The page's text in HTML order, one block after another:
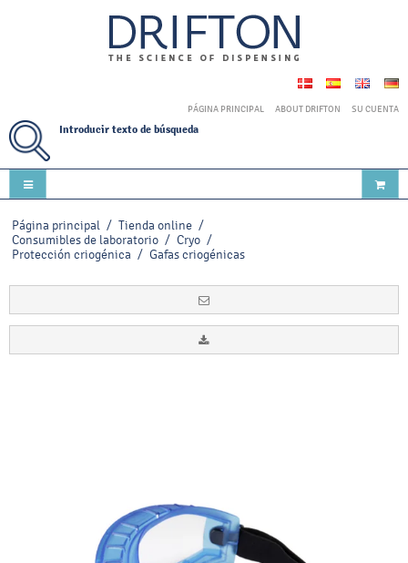
PÁGINA PRINCIPAL ABOUT DRIFTON SU CUENTA
Introducir texto de búsqueda
Página principal / Tienda online /
Consumibles de laboratorio / Cryo /
Protección criogénica / Gafas criogénicas